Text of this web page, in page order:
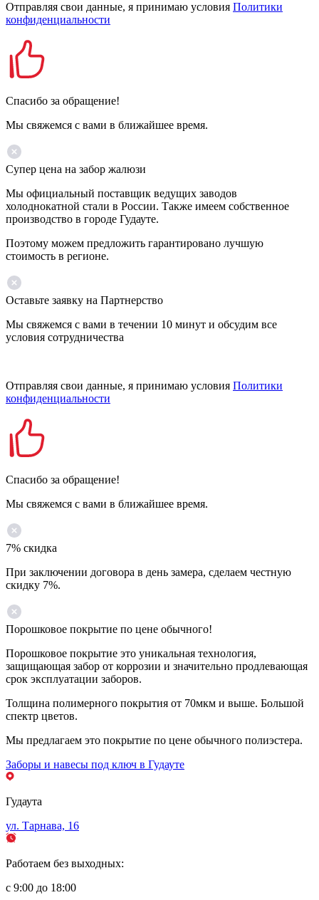
Отправляя свои данные, я принимаю условия Политики
конфиденциальности
Спасибо за обращение!
Мы свяжемся с вами в ближайшее время.
Супер цена на забор жалюзи
Мы официальный поставщик ведущих заводов
холоднокатной стали в России. Также имеем собственное
производство в городе Гудауте.
Поэтому можем предложить гарантировано лучшую
стоимость в регионе.
Оставьте заявку на Партнерство
Мы свяжемся с вами в течении 10 минут и обсудим все
условия сотрудничества
Отправляя свои данные, я принимаю условия Политики
конфиденциальности
Спасибо за обращение!
Мы свяжемся с вами в ближайшее время.
7% скидка
При заключении договора в день замера, сделаем честную
скидку 7%.
Порошковое покрытие по цене обычного!
Порошковое покрытие это уникальная технология,
защищающая забор от коррозии и значительно продлевающая
срок эксплуатации заборов.
Толщина полимерного покрытия от 70мкм и выше. Большой
спектр цветов.
Мы предлагаем это покрытие по цене обычного полиэстера.
Заборы и навесы под ключ в Гудауте
Гудаута
ул. Тарнава, 16
Работаем без выходных:
с 9:00 до 18:00